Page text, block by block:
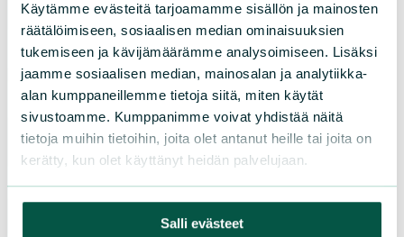
Käytämme evästeitä tarjoamamme sisällön ja mainosten
räätälöimiseen, sosiaalisen median ominaisuuksien
tukemiseen ja kävijämäärämme analysoimiseen. Lisäksi
jaamme sosiaalisen median, mainosalan ja analytiikka-
alan kumppaneillemme tietoja siitä, miten käytät
sivustoamme. Kumppanimme voivat yhdistää näitä
tietoja muihin tietoihin, joita olet antanut heille tai joita on
kerätty, kun olet käyttänyt heidän palvelujaan.
Salli evästeet
LIITY JÄSENEKSI
Suomen luonnonsuojeluliiton
piirit
Etelä-Häme